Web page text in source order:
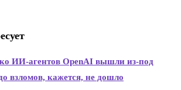
ИИ-агентов OpenAI вышли из-под
взломов, кажется, не дошло